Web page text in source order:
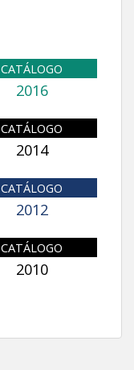
CATÁLOGO
2016
CATÁLOGO
2014
CATÁLOGO
2012
CATÁLOGO
2010